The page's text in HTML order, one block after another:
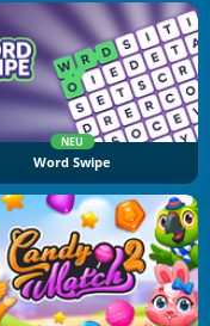
NEU
Word Swipe